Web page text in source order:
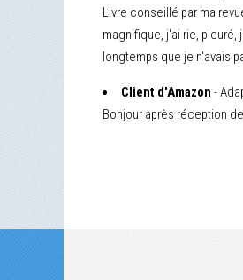
Livre conseillé par ma
magnifique, j'ai rie,
longtemps que je n'avais
Client d'Amazon -
Bonjour après réception